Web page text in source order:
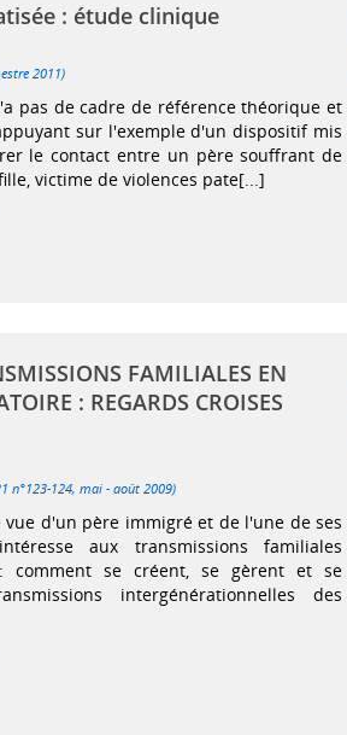
: étude clinique
2011)
pas de cadre de référence théorique et
sur l'exemple d'un dispositif mis
le contact entre un père souffrant de
victime de violences pate[...]
FAMILIALES EN
: REGARDS CROISES
n°123-124, mai - août 2009)
d'un père immigré et de l'une de ses
aux transmissions familiales
comment se créent, se gèrent et se
intergénérationnelles des